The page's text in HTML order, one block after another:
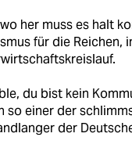
her muss es halt
für die Reichen,
du bist kein
so einer der
der